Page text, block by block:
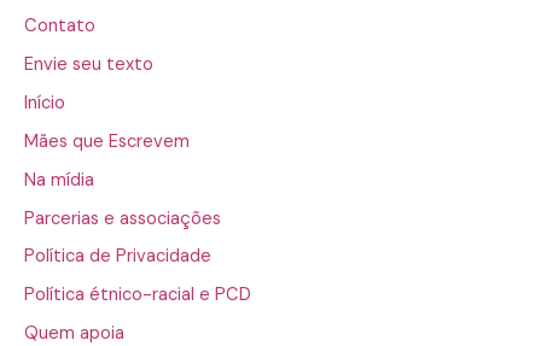
Contato
Envie seu texto
Início
Mães que Escrevem
Na mídia
Parcerias e associações
Política de Privacidade
Política étnico-racial e PCD
Quem apoia